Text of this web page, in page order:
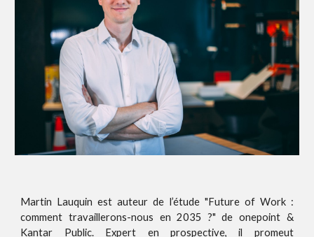
Martin Lauquin est auteur de l’étude "Future of Work :
comment travaillerons-nous en 2035 ?" de onepoint &
Kantar Public. Expert en prospective, il promeut